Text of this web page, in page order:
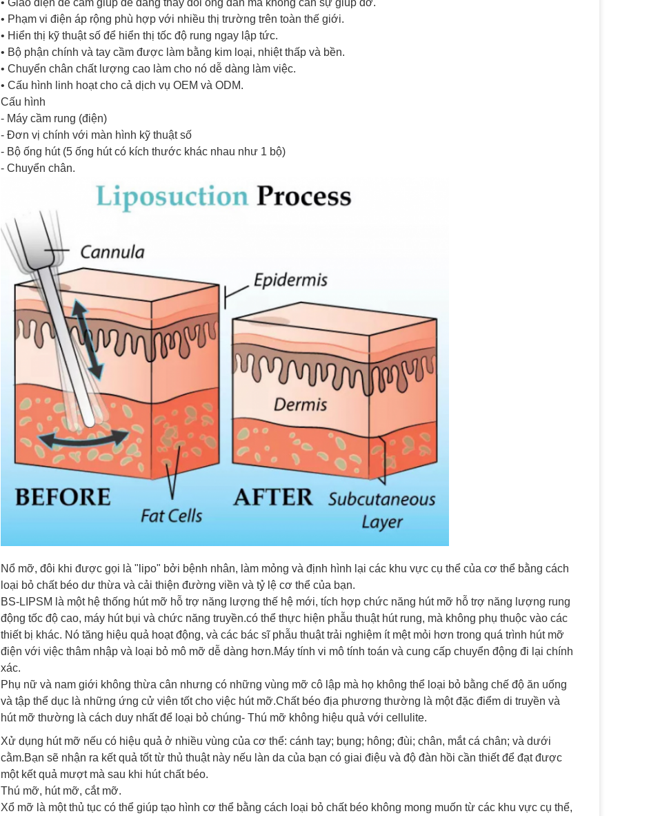
• Giao diện dễ cắm giúp dễ dàng thay đổi ống dẫn mà không cần sự giúp đỡ.
• Phạm vi điện áp rộng phù hợp với nhiều thị trường trên toàn thế giới.
• Hiển thị kỹ thuật số để hiển thị tốc độ rung ngay lập tức.
• Bộ phận chính và tay cầm được làm bằng kim loại, nhiệt thấp và bền.
• Chuyển chân chất lượng cao làm cho nó dễ dàng làm việc.
• Cấu hình linh hoạt cho cả dịch vụ OEM và ODM.
Cấu hình
- Máy cầm rung (điện)
- Đơn vị chính với màn hình kỹ thuật số
- Bộ ống hút (5 ống hút có kích thước khác nhau như 1 bộ)
- Chuyển chân.
Nổ mỡ, đôi khi được gọi là "lipo" bởi bệnh nhân, làm mỏng và định hình lại các khu vực cụ thể của cơ thể bằng cách
loại bỏ chất béo dư thừa và cải thiện đường viền và tỷ lệ cơ thể của bạn.
BS-LIPSM là một hệ thống hút mỡ hỗ trợ năng lượng thế hệ mới, tích hợp chức năng hút mỡ hỗ trợ năng lượng rung
động tốc độ cao, máy hút bụi và chức năng truyền.có thể thực hiện phẫu thuật hút rung, mà không phụ thuộc vào các
thiết bị khác. Nó tăng hiệu quả hoạt động, và các bác sĩ phẫu thuật trải nghiệm ít mệt mỏi hơn trong quá trình hút mỡ
điện với việc thâm nhập và loại bỏ mô mỡ dễ dàng hơn.Máy tính vi mô tính toán và cung cấp chuyển động đi lại chính
xác.
Phụ nữ và nam giới không thừa cân nhưng có những vùng mỡ cô lập mà họ không thể loại bỏ bằng chế độ ăn uống
và tập thể dục là những ứng cử viên tốt cho việc hút mỡ.Chất béo địa phương thường là một đặc điểm di truyền và
hút mỡ thường là cách duy nhất để loại bỏ chúng- Thú mỡ không hiệu quả với cellulite.
Xử dụng hút mỡ nếu có hiệu quả ở nhiều vùng của cơ thể: cánh tay; bụng; hông; đùi; chân, mắt cá chân; và dưới
cằm.Bạn sẽ nhận ra kết quả tốt từ thủ thuật này nếu làn da của bạn có giai điệu và độ đàn hồi cần thiết để đạt được
một kết quả mượt mà sau khi hút chất béo.
Thú mỡ, hút mỡ, cắt mỡ.
Xổ mỡ là một thủ tục có thể giúp tạo hình cơ thể bằng cách loại bỏ chất béo không mong muốn từ các khu vực cụ thể,